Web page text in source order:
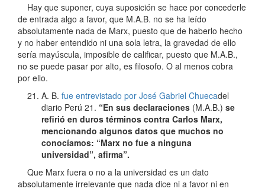
Hay que suponer, cuya suposición se hace por concederle
de entrada algo a favor, que M.A.B. no se ha leído
absolutamente nada de Marx, puesto que de haberlo hecho
y no haber entendido ni una sola letra, la gravedad de ello
sería mayúscula, imposible de calificar, puesto que M.A.B.,
no se puede pasar por alto, es filosofo. O al menos cobra
por ello.
A. B. fue entrevistado por José Gabriel Chuecadel
diario Perú 21. “En sus declaraciones (M.A.B.) se
refirió en duros términos contra Carlos Marx,
mencionando algunos datos que muchos no
conocíamos: “Marx no fue a ninguna
universidad”, afirma”.
Que Marx fuera o no a la universidad es un dato
absolutamente irrelevante que nada dice ni a favor ni en